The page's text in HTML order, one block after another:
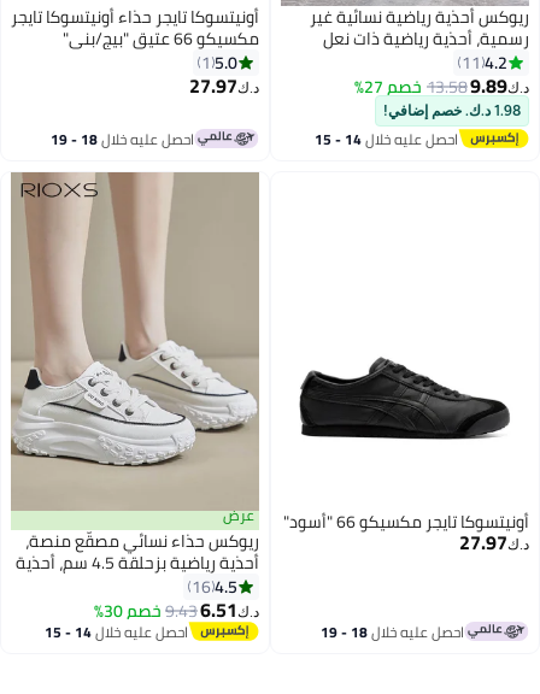
8
ريوكس أحذية رياضية نسائية غير
رسمية، أحذية رياضية ذات نعل
سميك وشبكة قابلة للتنفس، أحذية
رياضية غير رسمية خفيفة الوزن
ومضادة للانزلاق، أحذية أنيقة
للسيدات ذات مقدمة مستديرة
للمشي، أحذية رياضية كلاسيكية
4.2
11
د.ك‏9.89
13.58خصم 27%
1.98 د.ك. خصم إضافي!
احصل عليه خلال 14 - 15
أونيتسوكا تايجر حذاء أونيتسوكا تايجر
مكسيكو 66 عتيق "بيج/بني"
5.0
1
د.ك‏27.97
احصل عليه خلال 18 - 19
أونيتسوكا تايجر مكسيكو 66 "أسود"
د.ك‏27.97
احصل عليه خلال 18 - 19
6
عرض
ريوكس حذاء نسائي مصقّع منصة،
أحذية رياضية بزحلقة 4.5 سم، أحذية
نسائية عصرية ورياحية، أحذية
أثليسوري الكلاسيكية المربوطة
بالخيوط، أحذية سير خفيفة للسيدات،
حذاء نسائي منخفض القمة، حذاء
4.5
16
د.ك‏6.51
9.43خصم 30%
احصل عليه خلال 14 - 15